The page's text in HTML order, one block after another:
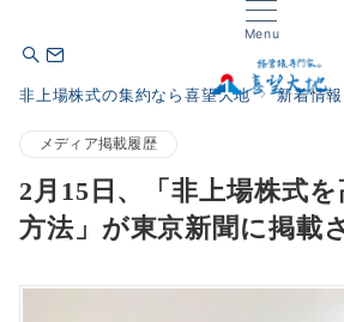
Menu
非上場株式の集約なら喜望大地 新着情報
メディア掲載履歴
2月15日、「非上場株式
方法」が東京新聞に掲載